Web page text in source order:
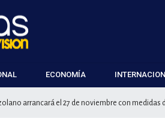
ECONOMÍA
arrancará el 27 de noviembre con medidas